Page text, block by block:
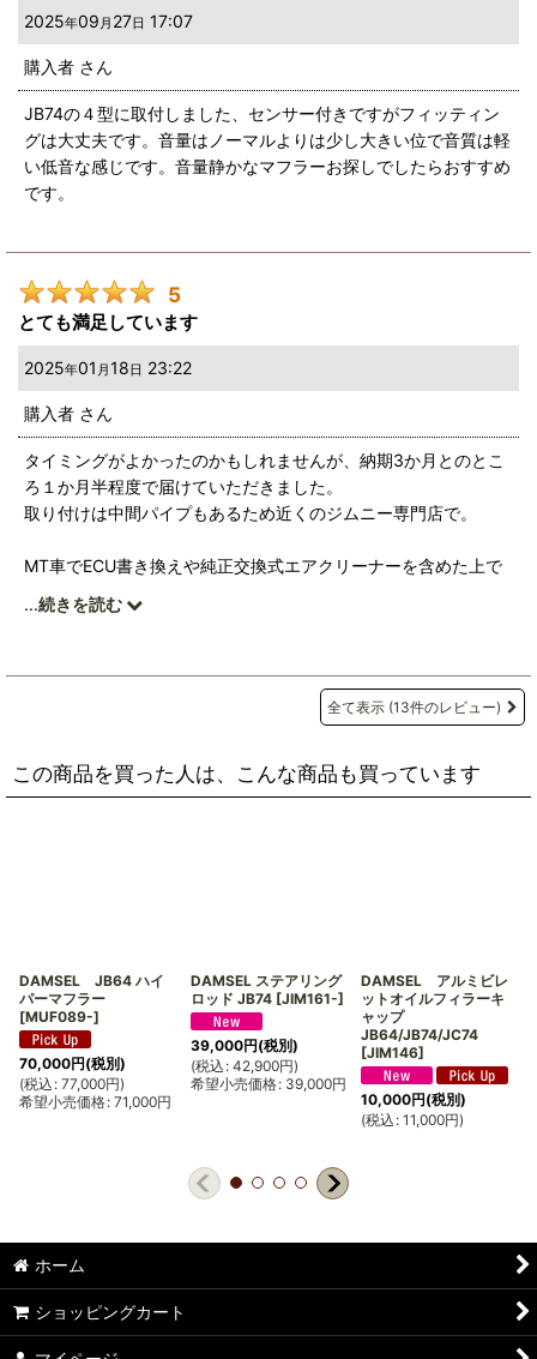
2025年09 月 27日 17:07
購入者 さん
JB74の４型に取付しました、センサー付きですがフィッティン
グは大丈夫です。音量はノーマルよりは少し大きい位で音質は軽
い低音な感じです。音量静かなマフラーお探しでしたらおすすめ
です。
5
とても満足しています
2025年01 月18日 23:22
購入者 さん
タイミングがよかったのかもしれませんが、納期3か月とのとこ
ろ１か月半程度で届けていただきました。
取り付けは中間パイプもあるため近くのジムニー専門店で。
MT車でECU書き換えや純正交換式エアクリーナーを含めた上で
の使用感ですが、取り付け前と比べ加速力が２割増しくらいにな
りました。
り坂など、以前なら４速に下げて加速する必要のあった場面でも
全て5速でスムーズに加速できるようになりました。
また燃費にも若干の改善が見られ、取り付けてもらったお店から
音については断熱や断振をしているため閉め切った車内からはあ
ターボ化やサクションキットの装着も考えていましたが、個人的
にはこのマフラーに替えただけで加速面では充分な仕上がりにな
りました。
...続きを読む
全て表示 (13件のレビュー)
この商品を買った人は、こんな商品も買っています
DAMSEL JB64 ハイ
パーマフラー
[MUF089-]
70,000円(税別)
(税込 : 77,000円)
希望小売価格: 71,000円
DAMSEL ステアリング
ロッド JB74 [JIM161-]
39,000円(税別)
(税込 : 42,900円)
希望小売価格: 39,000円
DAMSEL アルミビレ
ットオイルフィラーキ
ャップ
JB64/JB74/JC74
[JIM146]
10,000円(税別)
(税込 : 11,000円)
ホーム
ショッピングカート